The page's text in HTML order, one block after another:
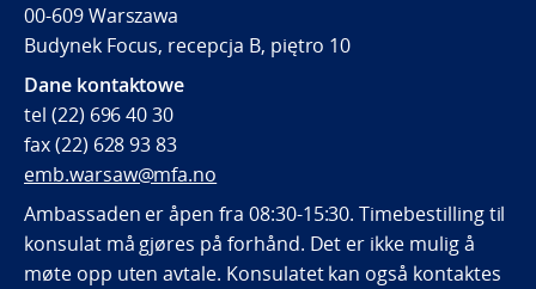
00-609 Warszawa
Budynek Focus, recepcja B, piętro 10
Dane kontaktowe
tel (22) 696 40 30
fax (22) 628 93 83
emb.warsaw@mfa.no
Ambassaden er åpen fra 08:30-15:30. Timebestilling til
konsulat må gjøres på forhånd. Det er ikke mulig å
møte opp uten avtale. Konsulatet kan også kontaktes